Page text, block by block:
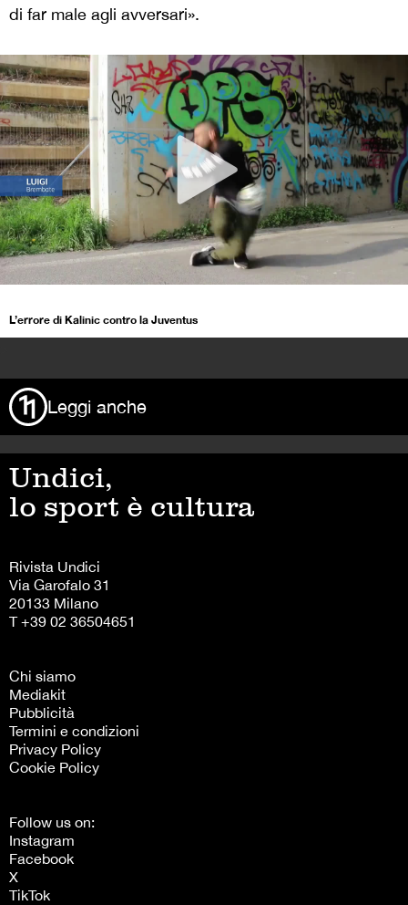
di far male agli avversari».
L’errore di Kalinic contro la Juventus
Leggi anche
Undici,
lo sport è cultura
Rivista Undici
Via Garofalo 31
20133 Milano
T +39 02 36504651
Chi siamo
Mediakit
Pubblicità
Termini e condizioni
Privacy Policy
Cookie Policy
Follow us on:
Instagram
Facebook
X
TikTok